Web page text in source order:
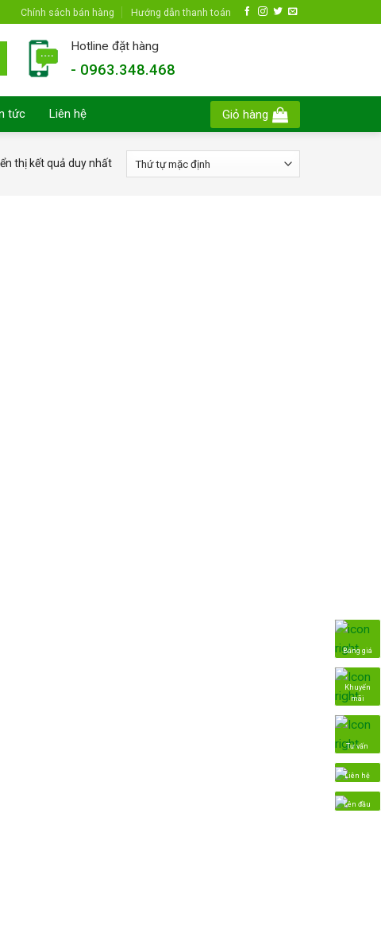
Chính sách bán hàng Hướng dẫn thanh toán
Hotline đặt hàng
- 0963.348.468
tức Liên hệ Giỏ hàng
thị kết quả duy nhất
Bảng giá
Khuyến
mãi
Tư vấn
Liên hệ
Lên đầu